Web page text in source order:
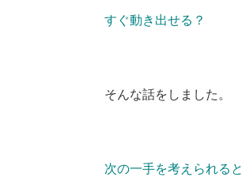
すぐ動き出せる？
そんな話をしました。
次の一手を考えられると